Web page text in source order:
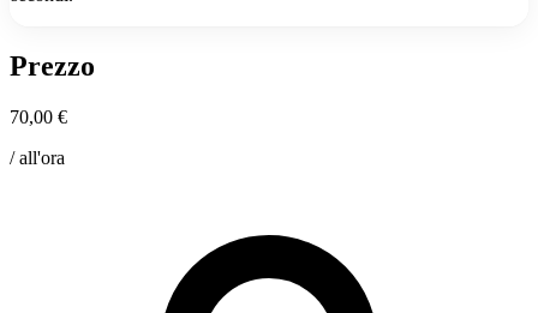
Prezzo
70,00 €
/ all'ora